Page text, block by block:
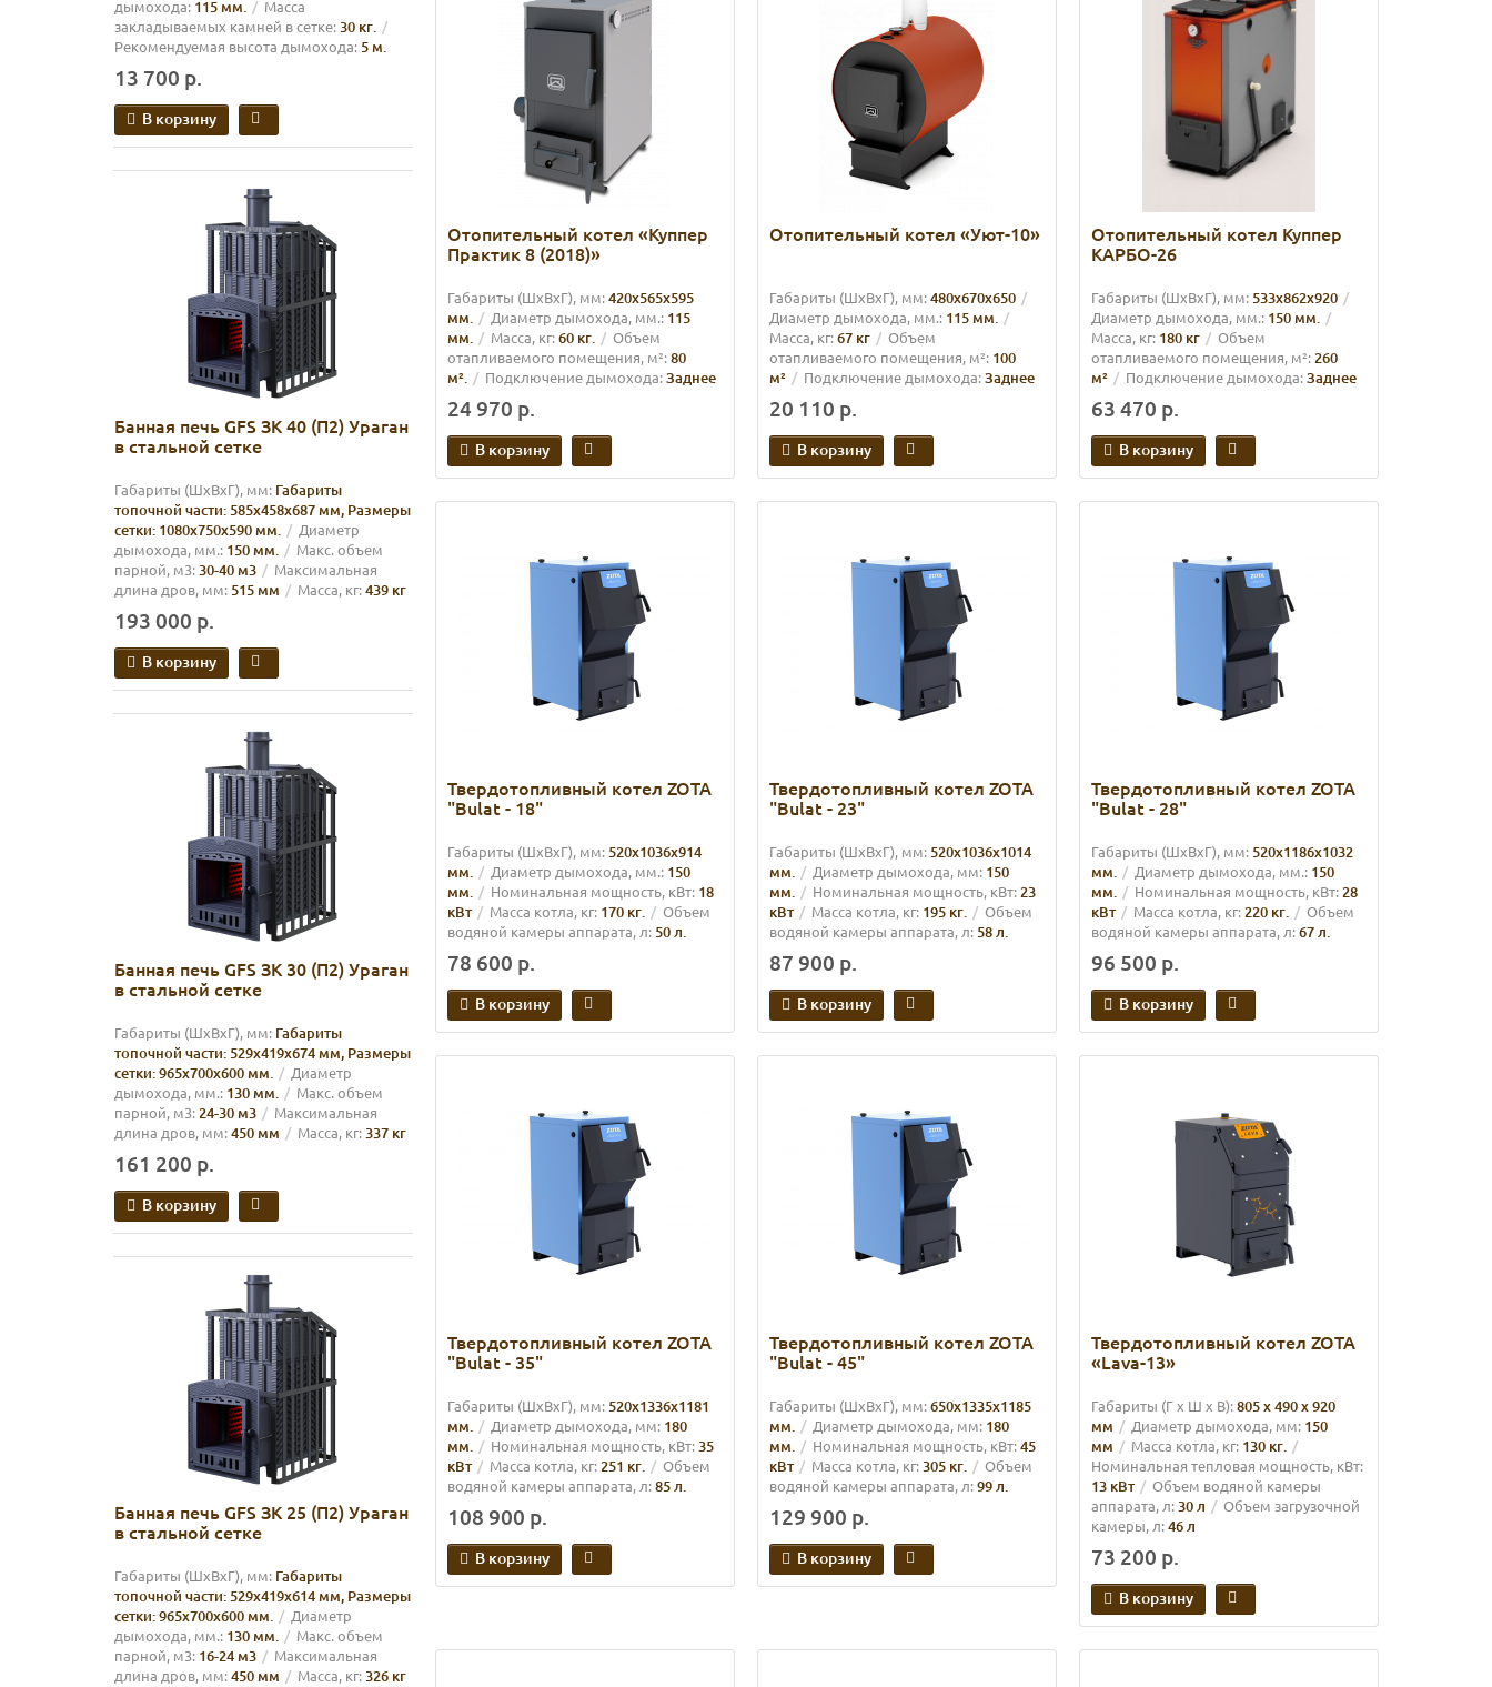
дымохода: 115 мм.
Масса
закладываемых камней в сетке:30 кг.
Рекомендуемая высота дымохода:5 м.
13 700 р.
В корзину
Банная печь GFS ЗК 40 (П2) Ураган
в стальной сетке
Габариты (ШхВхГ), мм: Габариты
топочной части: 585х458х687 мм, Размеры
сетки: 1080х750х590 мм.
Диаметр
дымохода, мм.: 150 мм.
Макс. объем
парной, м3:30-40 м3
Максимальная
длина дров, мм:515 мм Масса, кг:439 кг
193 000 р.
В корзину
Банная печь GFS ЗК 30 (П2) Ураган
в стальной сетке
Габариты (ШхВхГ), мм: Габариты
топочной части: 529х419х674 мм, Размеры
сетки: 965х700х600 мм.
Диаметр
дымохода, мм.: 130 мм.
Макс. объем
парной, м3:24-30 м3
Максимальная
длина дров, мм:450 мм Масса, кг:337 кг
161 200 р.
В корзину
Банная печь GFS ЗК 25 (П2) Ураган
в стальной сетке
Габариты (ШхВхГ), мм: Габариты
топочной части: 529х419х614 мм, Размеры
сетки: 965х700х600 мм.
Диаметр
дымохода, мм.: 130 мм.
Макс. объем
парной, м3: 16-24 м3
Максимальная
длина дров, мм:450 мм Масса, кг:326 кг
Отопительный котел «Куппер
Практик 8 (2018)»
Габариты (ШхВхГ), мм:420х565х595
мм.
Диаметр дымохода, мм.: 115
мм.
Масса, кг:60 кг.
Объем
отапливаемого помещения, м²:80
м².
Подключение дымохода:Заднее
24 970 р.
В корзину
Отопительный котел «Уют-10»
Габариты (ШхВхГ), мм:480х670х650
Диаметр дымохода, мм.: 115 мм.
Масса, кг:67 кг
Объем
отапливаемого помещения, м²: 100
м²
Подключение дымохода:Заднее
20 110 р.
В корзину
Отопительный котел Куппер
КАРБО-26
Габариты (ШхВхГ), мм:533х862х920
Диаметр дымохода, мм.: 150 мм.
Масса, кг: 180 кг
Объем
отапливаемого помещения, м²:260
м²
Подключение дымохода:Заднее
63 470 р.
В корзину
Твердотопливный котел ZOTA
"Bulat - 18"
Габариты (ШхВхГ), мм:520х1036х914
мм.
Диаметр дымохода, мм.: 150
мм.
Номинальная мощность, кВт: 18
кВт
Масса котла, кг: 170 кг.
Объем
водяной камеры аппарата, л:50 л.
78 600 р.
В корзину
Твердотопливный котел ZOTA
"Bulat - 23"
Габариты (ШхВхГ), мм:520х1036х1014
мм.
Диаметр дымохода, мм: 150
мм.
Номинальная мощность, кВт:23
кВт
Масса котла, кг: 195 кг.
Объем
водяной камеры аппарата, л:58 л.
87 900 р.
В корзину
Твердотопливный котел ZOTA
"Bulat - 28"
Габариты (ШхВхГ), мм:520х1186х1032
мм.
Диаметр дымохода, мм.: 150
мм.
Номинальная мощность, кВт:28
кВт
Масса котла, кг:220 кг.
Объем
водяной камеры аппарата, л:67 л.
96 500 р.
В корзину
Твердотопливный котел ZOTA
"Bulat - 35"
Габариты (ШхВхГ), мм:520х1336х1181
мм.
Диаметр дымохода, мм: 180
мм.
Номинальная мощность, кВт:35
кВт
Масса котла, кг:251 кг.
Объем
водяной камеры аппарата, л:85 л.
108 900 р.
В корзину
Твердотопливный котел ZOTA
"Bulat - 45"
Габариты (ШхВхГ), мм:650х1335х1185
мм.
Диаметр дымохода, мм: 180
мм.
Номинальная мощность, кВт:45
кВт
Масса котла, кг:305 кг.
Объем
водяной камеры аппарата, л:99 л.
129 900 р.
В корзину
Твердотопливный котел ZOTA
«Lava-13»
Габариты (Г х Ш х В):805 x 490 x 920
мм
Диаметр дымохода, мм: 150
мм
Масса котла, кг: 130 кг.
Номинальная тепловая мощность, кВт:
13 кВт
Объем водяной камеры
аппарата, л:30 л
Объем загрузочной
камеры, л:46 л
73 200 р.
В корзину